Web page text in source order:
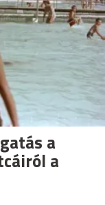
a
a